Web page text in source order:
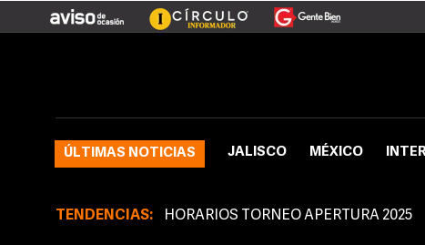
ÚLTIMAS NOTICIAS JALISCO MÉXICO
TENDENCIAS: HORARIOS TORNEO APERTURA 2025